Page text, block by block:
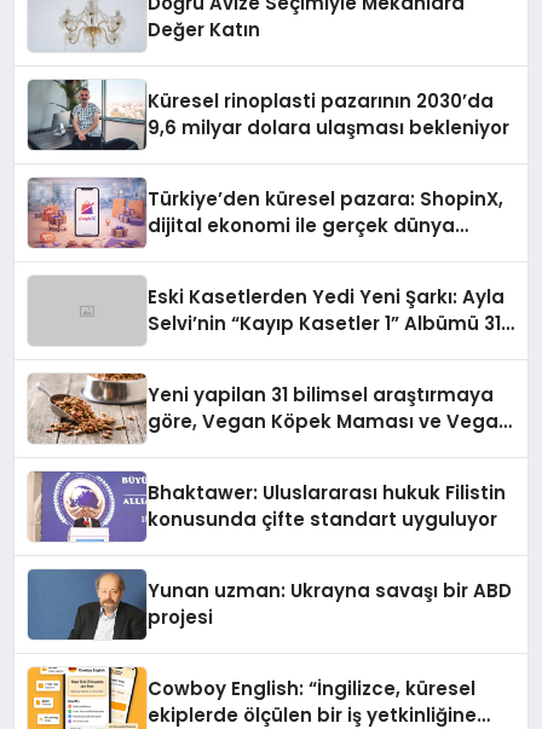
Değer Katın
Küresel rinoplasti pazarının 2030’da
9,6 milyar dolara ulaşması bekleniyor
Türkiye’den küresel pazara: ShopinX,
dijital ekonomi ile gerçek dünya
Eski Kasetlerden Yedi Yeni Şarkı: Ayla
Selvi’nin “Kayıp Kasetler 1” Albümü 31
Yeni yapilan 31 bilimsel araştırmaya
göre, Vegan Köpek Maması ve Vegan
Bhaktawer: Uluslararası hukuk Filistin
konusunda çifte standart uyguluyor
Yunan uzman: Ukrayna savaşı bir ABD
projesi
Cowboy English: “İngilizce, küresel
ekiplerde ölçülen bir iş yetkinliğine